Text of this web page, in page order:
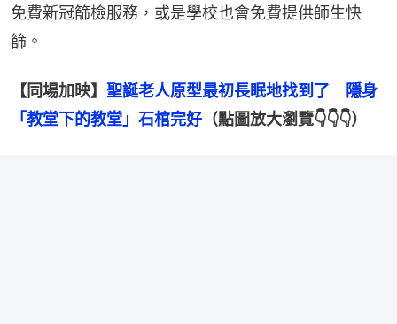
免費新冠篩檢服務，或是學校也會免費提供師生快
篩。
【同場加映】 聖誕老人原型最初長眠地找到了　隱身
「教堂下的教堂」石棺完好 （點圖放大瀏覽👇👇👇）